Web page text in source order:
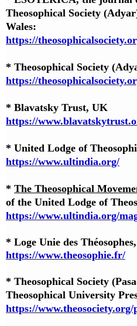
Theosophical Society
Wales:
https://
* Theosophical Society
https://
* Blavatsky Trust, UK
https://
* United Lodge of
https://www.ultindia.org/
* The Theosophical
of the United Lodge of
https://www.ultindia.org/
* Loge Unie des
https://www.theosophie.fr/
* Theosophical Society
Theosophical University
https://